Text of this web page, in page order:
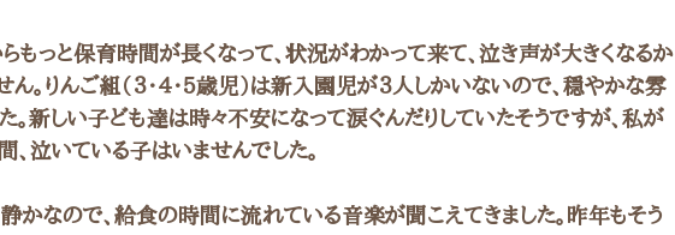
もっと保育時間が長くなって、状況がわかって来て、泣き声が大きくなるか
ん。りんご組（３・４・５歳児）は新入園児が３人しかいないので、穏やかな雰
。新しい子ども達は時々不安になって涙ぐんだりしていたそうですが、私が
、泣いている子はいませんでした。
かなので、給食の時間に流れている音楽が聞こえてきました。昨年もそう